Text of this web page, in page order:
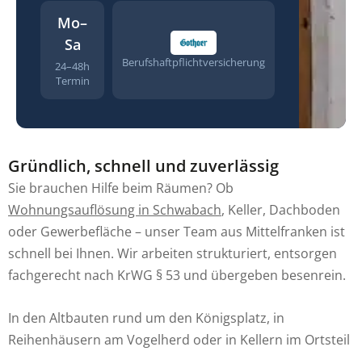
Mo–
Sa
24–48h
Termin
Berufshaftpflichtversicherung
Gründlich, schnell und zuverlässig
Sie brauchen Hilfe beim Räumen? Ob
Wohnungsauflösung in Schwabach, Keller, Dachboden
oder Gewerbefläche – unser Team aus Mittelfranken ist
schnell bei Ihnen. Wir arbeiten strukturiert, entsorgen
fachgerecht nach KrWG § 53 und übergeben besenrein.
In den Altbauten rund um den Königsplatz, in
Reihenhäusern am Vogelherd oder in Kellern im Ortsteil